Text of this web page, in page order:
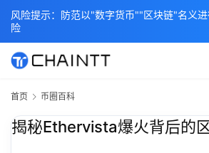
首页 币圈百科
揭秘Ethervista爆火背后的
风险提示：防范以"数字货币""区块链"名义
险